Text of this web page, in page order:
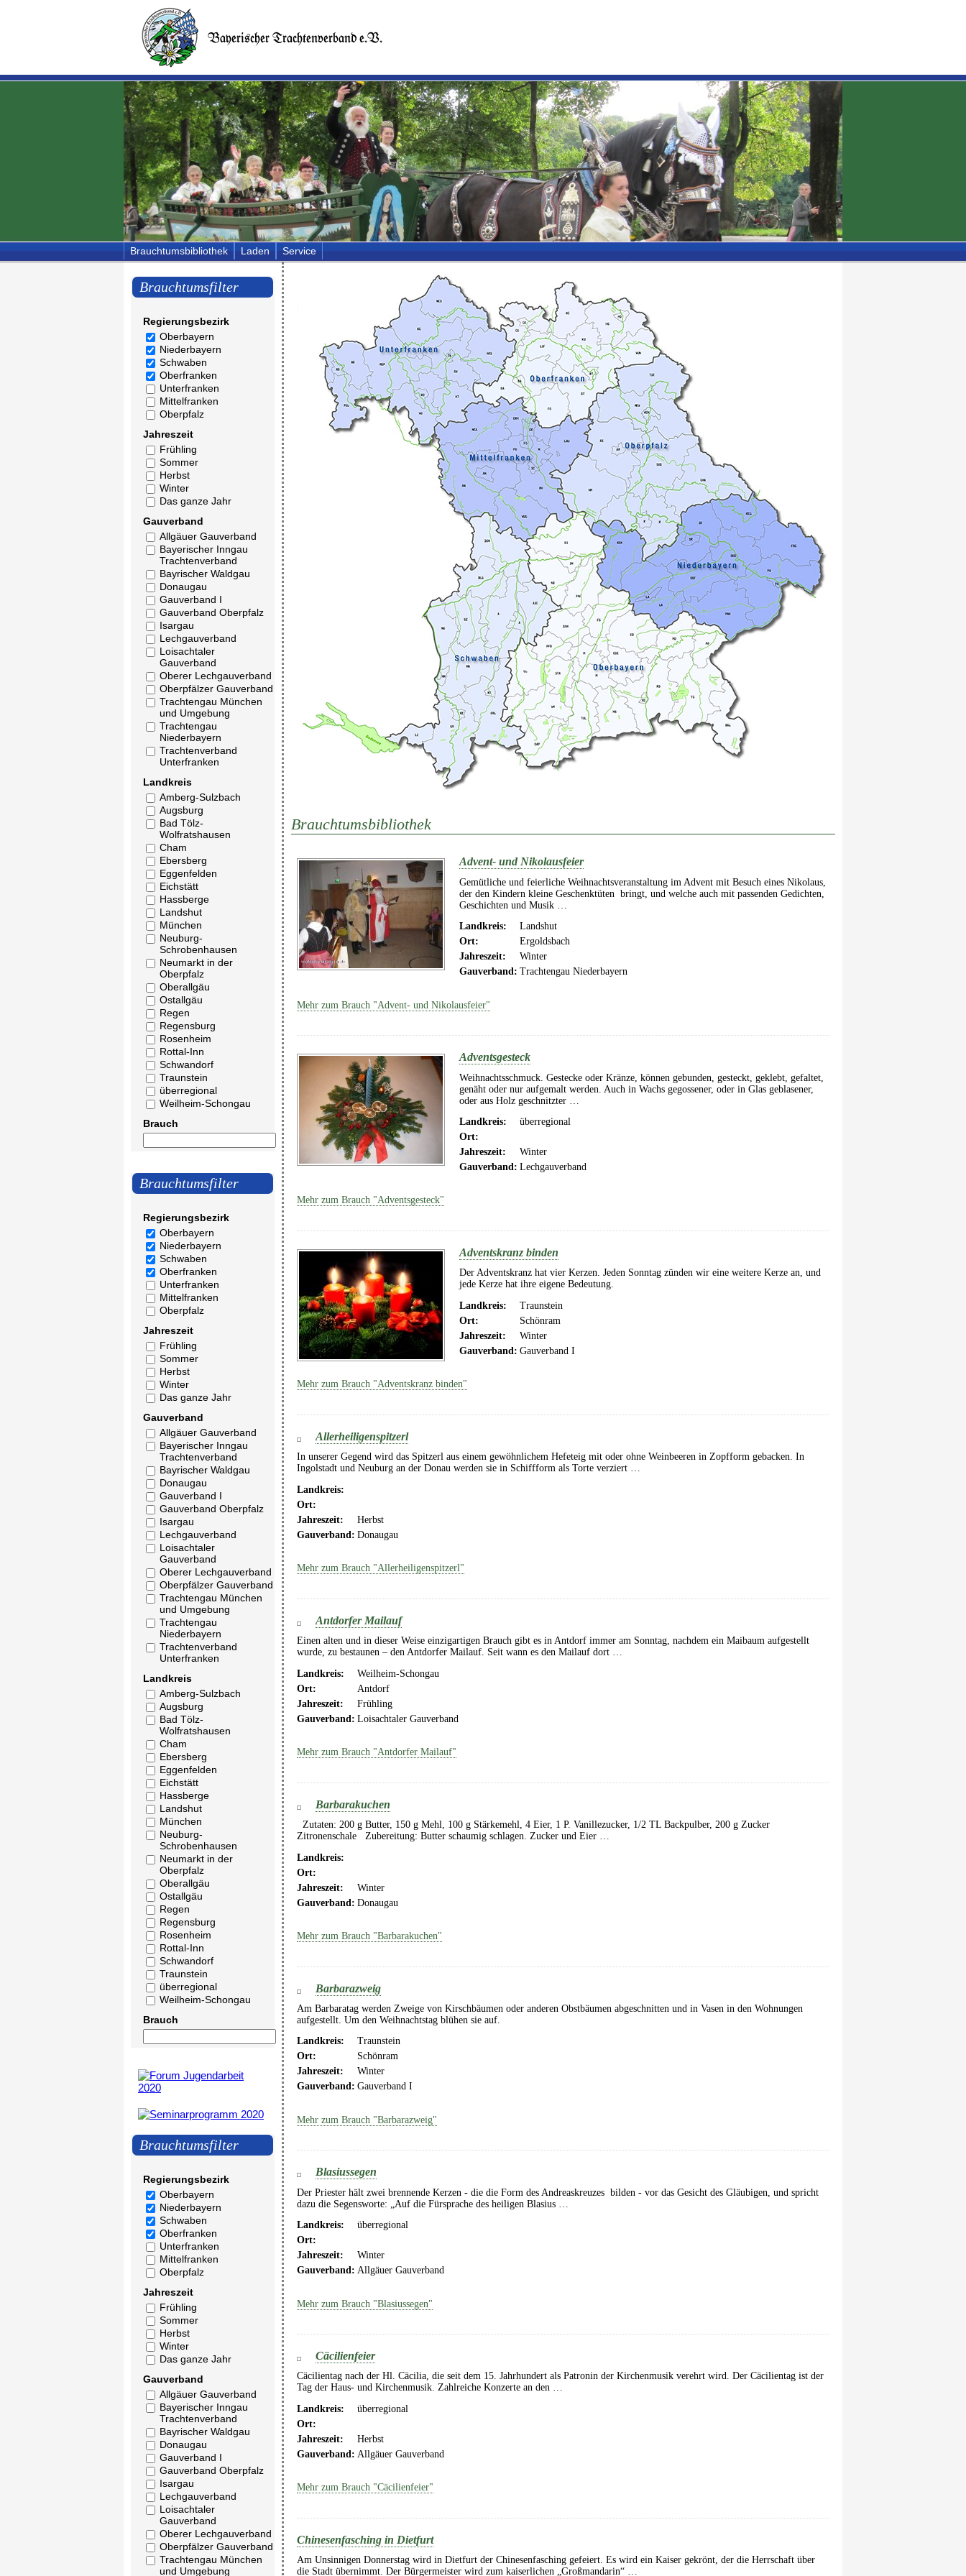
Brauchtumsbibliothek Laden Service
Brauchtumsfilter
Regierungsbezirk
Oberbayern
Niederbayern
Schwaben
Oberfranken
Unterfranken
Mittelfranken
Oberpfalz
Jahreszeit
Frühling
Sommer
Herbst
Winter
Das ganze Jahr
Gauverband
Allgäuer Gauverband
Bayerischer Inngau
Trachtenverband
Bayrischer Waldgau
Donaugau
Gauverband I
Gauverband Oberpfalz
Isargau
Lechgauverband
Loisachtaler
Gauverband
Oberer Lechgauverband
Oberpfälzer Gauverband
Trachtengau München
und Umgebung
Trachtengau
Niederbayern
Trachtenverband
Unterfranken
Landkreis
Amberg-Sulzbach
Augsburg
Bad Tölz-
Wolfratshausen
Cham
Ebersberg
Eggenfelden
Eichstätt
Hassberge
Landshut
München
Neuburg-
Schrobenhausen
Neumarkt in der
Oberpfalz
Oberallgäu
Ostallgäu
Regen
Regensburg
Rosenheim
Rottal-Inn
Schwandorf
Traunstein
überregional
Weilheim-Schongau
Brauch
Brauchtumsfilter
Regierungsbezirk
Oberbayern
Niederbayern
Schwaben
Oberfranken
Unterfranken
Mittelfranken
Oberpfalz
Jahreszeit
Frühling
Sommer
Herbst
Winter
Das ganze Jahr
Gauverband
Allgäuer Gauverband
Bayerischer Inngau
Trachtenverband
Bayrischer Waldgau
Donaugau
Gauverband I
Gauverband Oberpfalz
Isargau
Lechgauverband
Loisachtaler
Gauverband
Oberer Lechgauverband
Oberpfälzer Gauverband
Trachtengau München
und Umgebung
Trachtengau
Niederbayern
Trachtenverband
Unterfranken
Landkreis
Amberg-Sulzbach
Augsburg
Bad Tölz-
Wolfratshausen
Cham
Ebersberg
Eggenfelden
Eichstätt
Hassberge
Landshut
München
Neuburg-
Schrobenhausen
Neumarkt in der
Oberpfalz
Oberallgäu
Ostallgäu
Regen
Regensburg
Rosenheim
Rottal-Inn
Schwandorf
Traunstein
überregional
Weilheim-Schongau
Brauch
Brauchtumsfilter
Regierungsbezirk
Oberbayern
Niederbayern
Schwaben
Oberfranken
Unterfranken
Mittelfranken
Oberpfalz
Jahreszeit
Frühling
Sommer
Herbst
Winter
Das ganze Jahr
Gauverband
Allgäuer Gauverband
Bayerischer Inngau
Trachtenverband
Bayrischer Waldgau
Donaugau
Gauverband I
Gauverband Oberpfalz
Isargau
Lechgauverband
Loisachtaler
Gauverband
Oberer Lechgauverband
Oberpfälzer Gauverband
Trachtengau München
und Umgebung
Brauchtumsbibliothek
Advent- und Nikolausfeier
Gemütliche und feierliche Weihnachtsveranstaltung im Advent mit Besuch eines Nikolaus,
der den Kindern kleine Geschenktüten bringt, und welche auch mit passenden Gedichten,
Geschichten und Musik …
Landkreis:
Landshut
Ort:
Ergoldsbach
Jahreszeit:
Winter
Gauverband: Trachtengau Niederbayern
Mehr zum Brauch "Advent- und Nikolausfeier"
Adventsgesteck
Weihnachtsschmuck. Gestecke oder Kränze, können gebunden, gesteckt, geklebt, gefaltet,
genäht oder nur aufgemalt werden. Auch in Wachs gegossener, oder in Glas geblasener,
oder aus Holz geschnitzter …
Landkreis:
überregional
Ort:
Jahreszeit:
Winter
Gauverband: Lechgauverband
Mehr zum Brauch "Adventsgesteck"
Adventskranz binden
Der Adventskranz hat vier Kerzen. Jeden Sonntag zünden wir eine weitere Kerze an, und
jede Kerze hat ihre eigene Bedeutung.
Landkreis:
Traunstein
Ort:
Schönram
Jahreszeit:
Winter
Gauverband: Gauverband I
Mehr zum Brauch "Adventskranz binden"
Allerheiligenspitzerl
In unserer Gegend wird das Spitzerl aus einem gewöhnlichem Hefeteig mit oder ohne Weinbeeren in Zopfform gebacken. In
Ingolstadt und Neuburg an der Donau werden sie in Schiffform als Torte verziert …
Landkreis:
Ort:
Jahreszeit:
Herbst
Gauverband: Donaugau
Mehr zum Brauch "Allerheiligenspitzerl"
Antdorfer Mailauf
Einen alten und in dieser Weise einzigartigen Brauch gibt es in Antdorf immer am Sonntag, nachdem ein Maibaum aufgestellt
wurde, zu bestaunen – den Antdorfer Mailauf. Seit wann es den Mailauf dort …
Landkreis:
Weilheim-Schongau
Ort:
Antdorf
Jahreszeit:
Frühling
Gauverband: Loisachtaler Gauverband
Mehr zum Brauch "Antdorfer Mailauf"
Barbarakuchen
Zutaten: 200 g Butter, 150 g Mehl, 100 g Stärkemehl, 4 Eier, 1 P. Vanillezucker, 1/2 TL Backpulber, 200 g Zucker
Zitronenschale Zubereitung: Butter schaumig schlagen. Zucker und Eier …
Landkreis:
Ort:
Jahreszeit:
Winter
Gauverband: Donaugau
Mehr zum Brauch "Barbarakuchen"
Barbarazweig
Am Barbaratag werden Zweige von Kirschbäumen oder anderen Obstbäumen abgeschnitten und in Vasen in den Wohnungen
aufgestellt. Um den Weihnachtstag blühen sie auf.
Landkreis:
Traunstein
Ort:
Schönram
Jahreszeit:
Winter
Gauverband: Gauverband I
Mehr zum Brauch "Barbarazweig"
Blasiussegen
Der Priester hält zwei brennende Kerzen - die die Form des Andreaskreuzes bilden - vor das Gesicht des Gläubigen, und spricht
dazu die Segensworte: „Auf die Fürsprache des heiligen Blasius …
Landkreis:
überregional
Ort:
Jahreszeit:
Winter
Gauverband: Allgäuer Gauverband
Mehr zum Brauch "Blasiussegen"
Cäcilienfeier
Cäcilientag nach der Hl. Cäcilia, die seit dem 15. Jahrhundert als Patronin der Kirchenmusik verehrt wird. Der Cäcilientag ist der
Tag der Haus- und Kirchenmusik. Zahlreiche Konzerte an den …
Landkreis:
überregional
Ort:
Jahreszeit:
Herbst
Gauverband: Allgäuer Gauverband
Mehr zum Brauch "Cäcilienfeier"
Chinesenfasching in Dietfurt
Am Unsinnigen Donnerstag wird in Dietfurt der Chinesenfasching gefeiert. Es wird ein Kaiser gekrönt, der die Herrschaft über
die Stadt übernimmt. Der Bürgermeister wird zum kaiserlichen „Großmandarin“ …